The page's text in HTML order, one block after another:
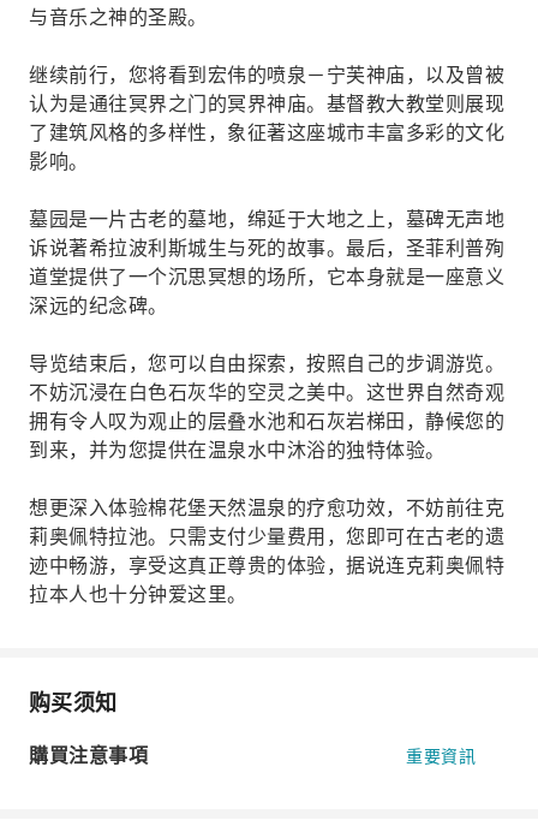
与音乐之神的圣殿。
继续前行，您将看到宏伟的喷泉－宁芙神庙，以及曾被
认为是通往冥界之门的冥界神庙。基督教大教堂则展现
了建筑风格的多样性，象征著这座城市丰富多彩的文化
影响。
墓园是一片古老的墓地，绵延于大地之上，墓碑无声地
诉说著希拉波利斯城生与死的故事。最后，圣菲利普殉
道堂提供了一个沉思冥想的场所，它本身就是一座意义
深远的纪念碑。
导览结束后，您可以自由探索，按照自己的步调游览。
不妨沉浸在白色石灰华的空灵之美中。这世界自然奇观
拥有令人叹为观止的层叠水池和石灰岩梯田，静候您的
到来，并为您提供在温泉水中沐浴的独特体验。
想更深入体验棉花堡天然温泉的疗愈功效，不妨前往克
莉奥佩特拉池。只需支付少量费用，您即可在古老的遗
迹中畅游，享受这真正尊贵的体验，据说连克莉奥佩特
拉本人也十分钟爱这里。
购买须知
購買注意事項 重要資訊